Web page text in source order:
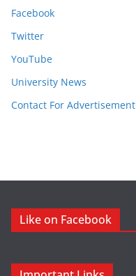
Facebook
Twitter
YouTube
University News
Contact For Advertisement
Like on Facebook